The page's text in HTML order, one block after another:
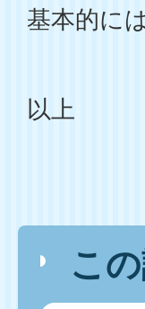
基本的に
以上
こ